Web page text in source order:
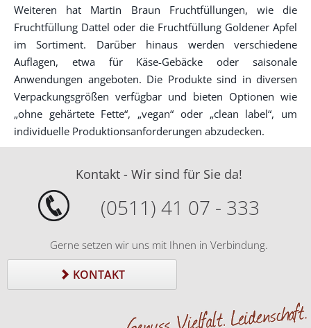
Weiteren hat Martin Braun Fruchtfüllungen, wie die
Fruchtfüllung Dattel oder die Fruchtfüllung Goldener Apfel
im Sortiment. Darüber hinaus werden verschiedene
Auflagen, etwa für Käse-Gebäcke oder saisonale
Anwendungen angeboten. Die Produkte sind in diversen
Verpackungsgrößen verfügbar und bieten Optionen wie
„ohne gehärtete Fette“, „vegan“ oder „clean label“, um
individuelle Produktionsanforderungen abzudecken.
Kontakt - Wir sind für Sie da!
(0511) 41 07 - 333
Gerne setzen wir uns mit Ihnen in Verbindung.
KONTAKT